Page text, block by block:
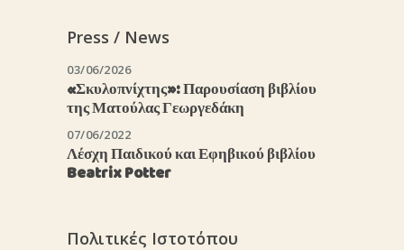
Press / News
03/06/2026
«Σκυλοπνίχτης»: Παρουσίαση βιβλίου
της Ματούλας Γεωργεδάκη
07/06/2022
Λέσχη Παιδικού και Εφηβικού βιβλίου
Beatrix Potter
Πολιτικές Ιστοτόπου